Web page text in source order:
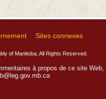
Sites connexes
of Manitoba, All Rights Reserved.
à propos de ce site Web,